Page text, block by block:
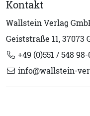
Kontakt
Wallstein Verlag
Geiststraße 11, 37073
+49 (0)551 / 548 98-
info@wallstein-